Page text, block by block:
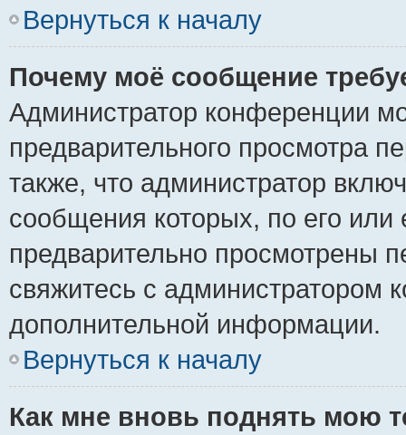
Вернуться к началу
Почему моё сообщение
Администратор конференции
предварительного просмотра
также, что администратор
сообщения которых, по его
предварительно просмотрены
свяжитесь с администратором
дополнительной информации.
Вернуться к началу
Как мне вновь поднять мою